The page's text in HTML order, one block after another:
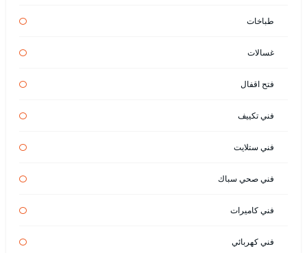
طباخات
غسالات
فتح اقفال
فني تكييف
فني ستلايت
فني صحي سباك
فني كاميرات
فني كهربائي